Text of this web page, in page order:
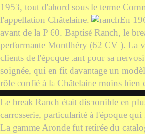
1953, tout d'abord sous le terme
l'appellation Châtelaine.
En
avant de la P 60. Baptisé Ranch, le
performante Montlhéry (62 CV ). La
clients de l'époque tant pour sa
soignée, qui en fit davantage un
rôle confié à la Châtelaine moins bien
Le break Ranch était disponible en
carrosserie, particularité à l'époque
La gamme Aronde fut retirée du